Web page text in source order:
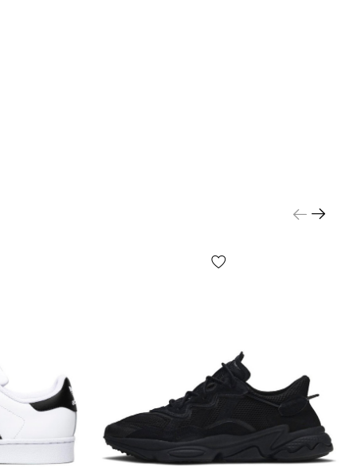
размер или содержание, мелкие принты, цвет
упаковочной бумаги и т.д.) могут отличаться от
на фото, т.к. производитель может изменять
включая, но не ограничиваясь —
производственный цикл и другое, в
от большого кол-ва факторов, включая, но не